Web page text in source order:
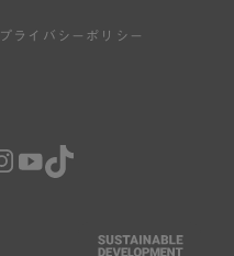
プライバシーポリシー